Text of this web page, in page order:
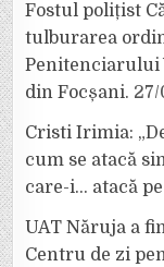
Fostul polițist
tulburarea
Penitenciarului
din Focșani.
Cristi Irimia:
cum se atacă
care-i… atacă
UAT Năruja a
Centru de zi